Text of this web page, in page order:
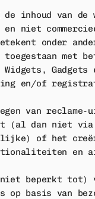
de inhoud van
niet
onder
met
Gadgets
en/of
van reclame-
(al dan niet
of het
en
niet beperkt tot)
op basis van